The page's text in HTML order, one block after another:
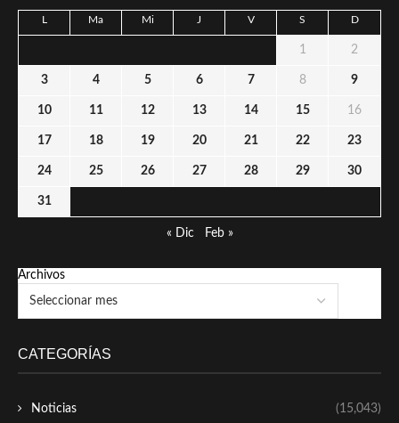
L Ma Mi J V S D
1 2
3 4 5 6 7 8 9
10 11 12 13 14 15 16
17 18 19 20 21 22 23
24 25 26 27 28 29 30
31
« Dic Feb »
Archivos
CATEGORÍAS
Noticias (15,043)